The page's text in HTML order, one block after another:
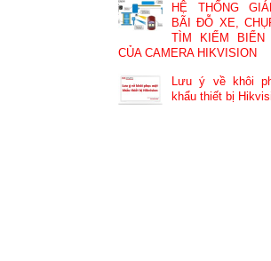
HỆ THỐNG
BÃI ĐỖ XE,
TÌM KIẾM BIỂN
CỦA CAMERA HIKVISION
Lưu ý về khôi
khẩu thiết bị